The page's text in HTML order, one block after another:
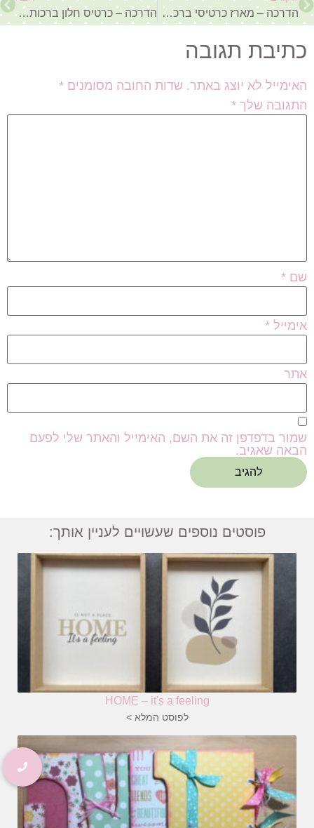
הדרכה – מארז כרטיסי ברכה בהרכבה אישית
הדרכה – כרטיס חלון ברכות לשנה טובה
כתיבת תגובה
האימייל לא יוצג באתר. שדות החובה מסומנים *
התגובה שלך *
שם *
אימייל *
אתר
שמור בדפדפן זה את השם, האימייל והאתר שלי לפעם
הבאה שאגיב.
פוסטים נוספים שעשויים לעניין אותך:
HOME – it's a feeling
לפוסט המלא >